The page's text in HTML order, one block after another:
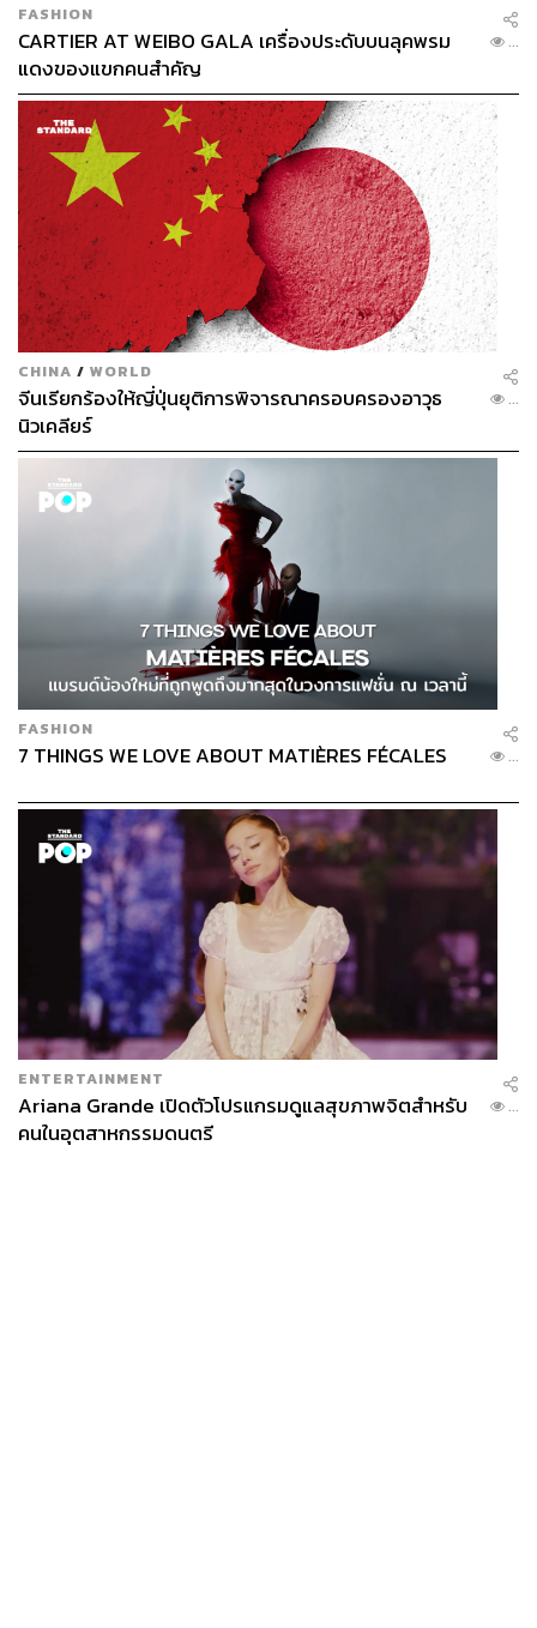
FASHION
CARTIER AT WEIBO GALA เครื่องประดับบนลุคพรม
แดงของแขกคนสำคัญ
...
CHINA / WORLD
จีนเรียกร้องให้ญี่ปุ่นยุติการพิจารณาครอบครองอาวุธ
นิวเคลียร์
...
FASHION
7 THINGS WE LOVE ABOUT MATIÈRES FÉCALES ...
ENTERTAINMENT
Ariana Grande เปิดตัวโปรแกรมดูแลสุขภาพจิตสำหรับ
คนในอุตสาหกรรมดนตรี
...